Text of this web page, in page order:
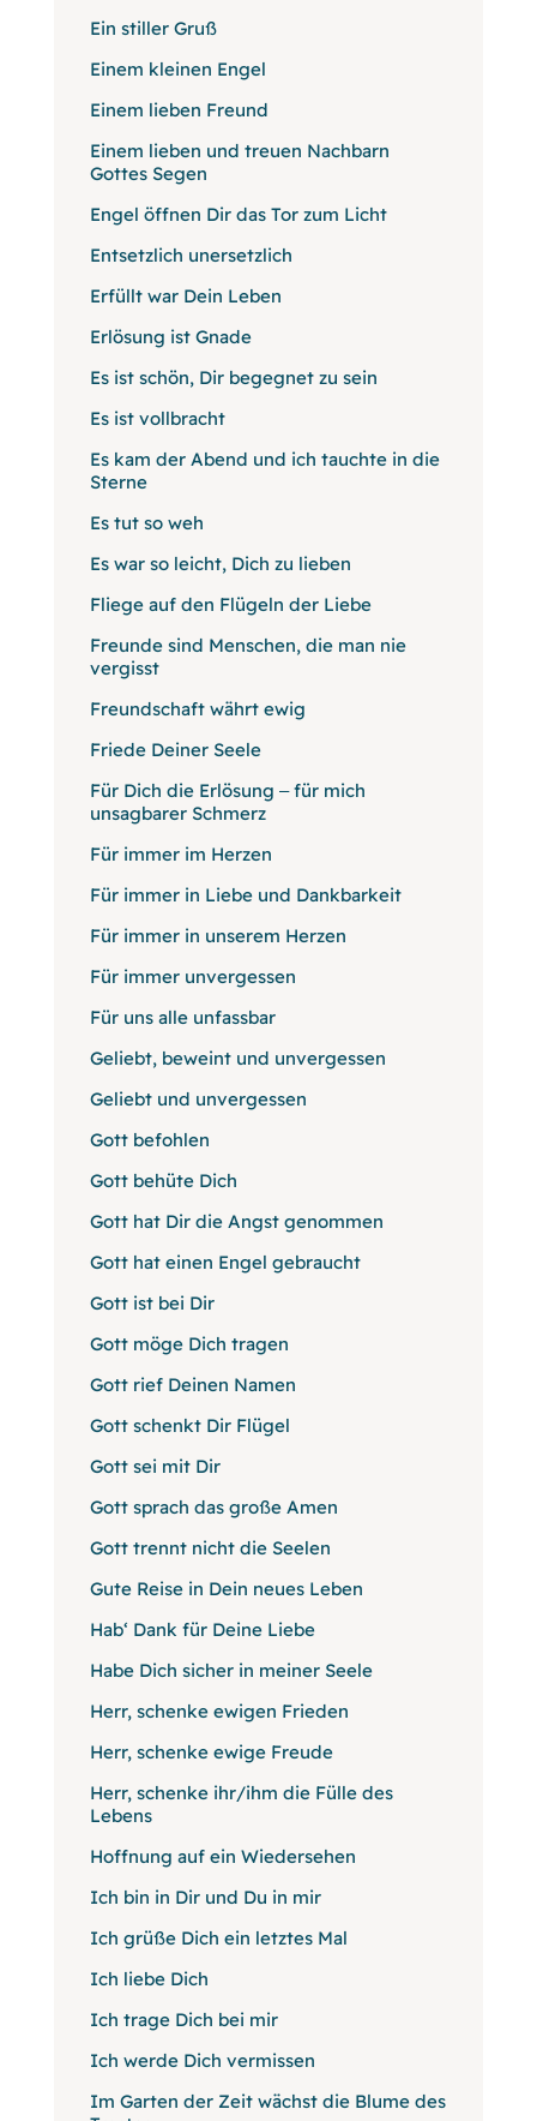
Ein stiller Gruß
Einem kleinen Engel
Einem lieben Freund
Einem lieben und treuen Nachbarn
Gottes Segen
Engel öffnen Dir das Tor zum Licht
Entsetzlich unersetzlich
Erfüllt war Dein Leben
Erlösung ist Gnade
Es ist schön, Dir begegnet zu sein
Es ist vollbracht
Es kam der Abend und ich tauchte in die
Sterne
Es tut so weh
Es war so leicht, Dich zu lieben
Fliege auf den Flügeln der Liebe
Freunde sind Menschen, die man nie
vergisst
Freundschaft währt ewig
Friede Deiner Seele
Für Dich die Erlösung ‒ für mich
unsagbarer Schmerz
Für immer im Herzen
Für immer in Liebe und Dankbarkeit
Für immer in unserem Herzen
Für immer unvergessen
Für uns alle unfassbar
Geliebt, beweint und unvergessen
Geliebt und unvergessen
Gott befohlen
Gott behüte Dich
Gott hat Dir die Angst genommen
Gott hat einen Engel gebraucht
Gott ist bei Dir
Gott möge Dich tragen
Gott rief Deinen Namen
Gott schenkt Dir Flügel
Gott sei mit Dir
Gott sprach das große Amen
Gott trennt nicht die Seelen
Gute Reise in Dein neues Leben
Hab‘ Dank für Deine Liebe
Habe Dich sicher in meiner Seele
Herr, schenke ewigen Frieden
Herr, schenke ewige Freude
Herr, schenke ihr/ihm die Fülle des
Lebens
Hoffnung auf ein Wiedersehen
Ich bin in Dir und Du in mir
Ich grüße Dich ein letztes Mal
Ich liebe Dich
Ich trage Dich bei mir
Ich werde Dich vermissen
Im Garten der Zeit wächst die Blume des